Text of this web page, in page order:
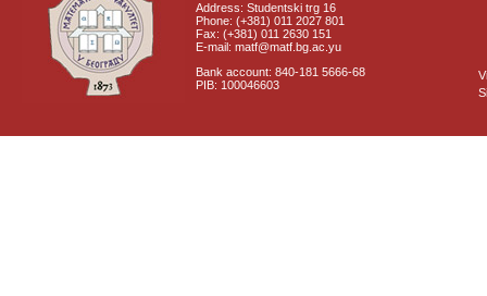
Address: Studentski trg 16
Phone: (+381) 011 2027 801
Fax: (+381) 011 2630 151
E-mail: matf@matf.bg.ac.yu
Bank account: 840-181 5666-68
PIB: 100046603